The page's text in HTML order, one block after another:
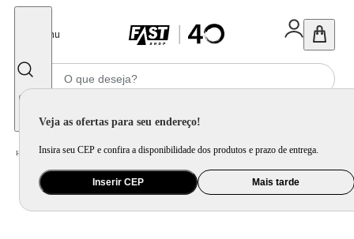
Menu
Veja as ofertas para seu endereço!
Insira seu CEP e confira a disponibilidade dos produtos e prazo de entrega.
Inserir CEP Mais tarde
Home Utilidade Doméstica Cozinha / Cepo, Faca e Afiador